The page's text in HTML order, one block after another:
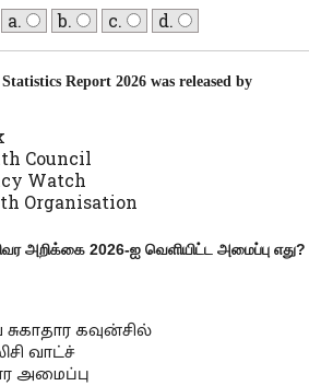
a. b. c. d.
Report 2026 was released by
Council
Watch
Organisation
அறிக்கை2026-ஐ வெளியிட்ட அமைப்பு எது?
கவுன்சில்
வாட்ச்
அமைப்பு